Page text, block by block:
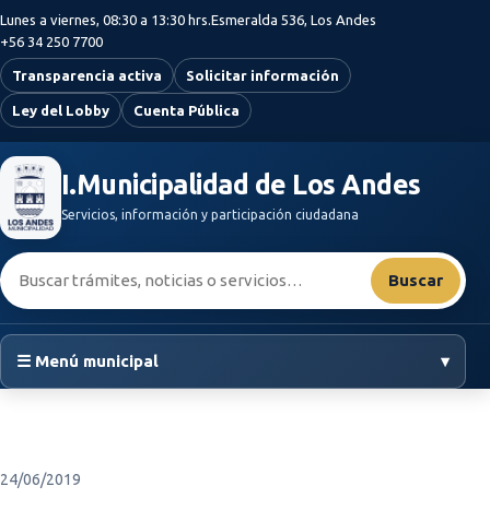
Saltar al contenido principal
Lunes a viernes, 08:30 a 13:30 hrs.Esmeralda 536, Los Andes
+56 34 250 7700
Transparencia activa Solicitar información
Ley del Lobby Cuenta Pública
I.Municipalidad de Los Andes
Servicios, información y participación ciudadana
Buscar:
Buscar
☰ Menú municipal ▾
24/06/2019